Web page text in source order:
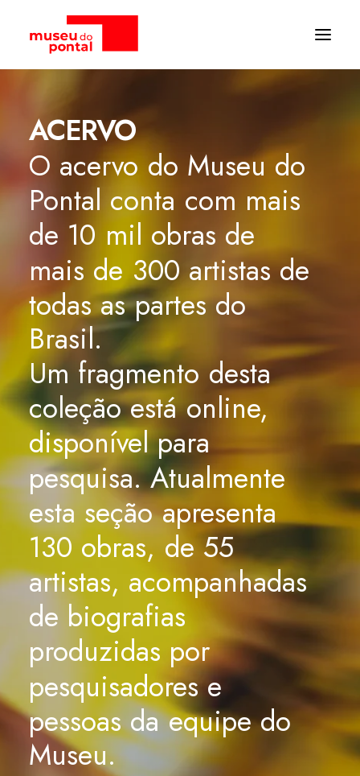
ARCHIVES:
ACERVO
O acervo do Museu do
Pontal conta com mais
de 10 mil obras de
mais de 300 artistas de
todas as partes do
Brasil.
Um fragmento desta
coleção está online,
disponível para
pesquisa. Atualmente
esta seção apresenta
130 obras, de 55
artistas, acompanhadas
de biografias
produzidas por
pesquisadores e
pessoas da equipe do
Museu.